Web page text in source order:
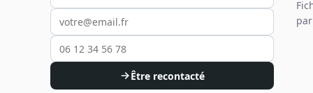
Être recontacté